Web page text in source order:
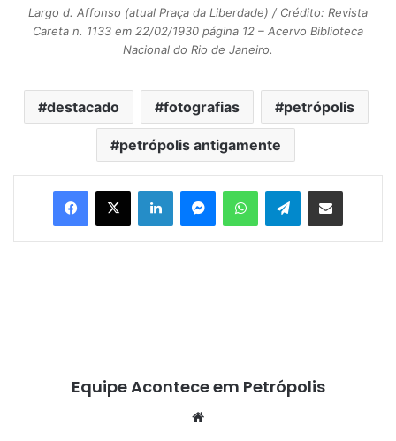
Largo d. Affonso (atual Praça da Liberdade) / Crédito: Revista
Careta n. 1133 em 22/02/1930 página 12 – Acervo Biblioteca
Nacional do Rio de Janeiro.
destacado fotografias petrópolis
petrópolis antigamente
Telegram
Equipe Acontece em Petrópolis